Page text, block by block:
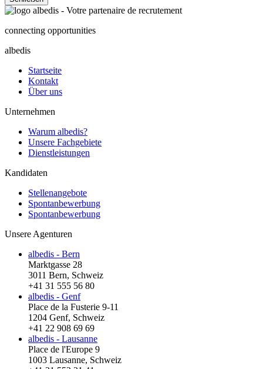
connecting opportunities
albedis
Startseite
Kontakt
Über uns
Unternehmen
Warum albedis?
Unsere Fachgebiete
Dienstleistungen
Kandidaten
Stellenangebote
Spontanbewerbung
Spontanbewerbung
Unsere Agenturen
albedis - Bern
Marktgasse 28
3011 Bern, Schweiz
+41 31 555 56 80
albedis - Genf
Place de la Fusterie 9-11
1204 Genf, Schweiz
+41 22 908 69 69
albedis - Lausanne
Place de l'Europe 9
1003 Lausanne, Schweiz